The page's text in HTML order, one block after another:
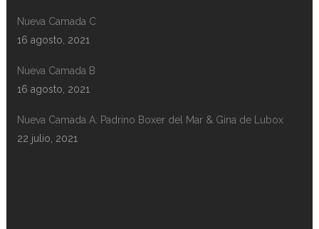
Nueva Camada C
16 agosto, 2021
Nueva Camada B
16 agosto, 2021
Nueva Camada A: Padrino Boxer del Mar & Gina de Lubox
22 julio, 2021